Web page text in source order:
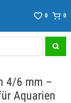
0 0
4/6 mm –
Aquarien